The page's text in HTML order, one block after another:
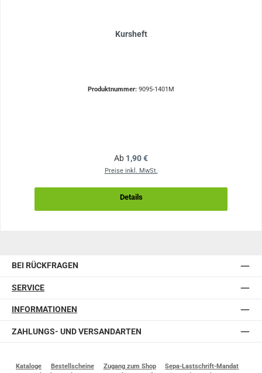
Kursheft
Produktnummer: 9095-1401M
Regulärer Preis:
Ab 1,90 €
Preise inkl. MwSt.
Details
BEI RÜCKFRAGEN
SERVICE
INFORMATIONEN
ZAHLUNGS- UND VERSANDARTEN
Kataloge Bestellscheine Zugang zum Shop
Sepa-Lastschrift-Mandat